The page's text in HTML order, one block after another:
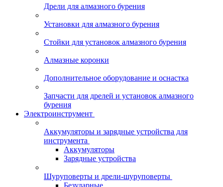
Дрели для алмазного бурения
Установки для алмазного бурения
Стойки для установок алмазного бурения
Алмазные коронки
Дополнительное оборудование и оснастка
Запчасти для дрелей и установок алмазного
бурения
Электроинструмент
Аккумуляторы и зарядные устройства для
инструмента
Аккумуляторы
Зарядные устройства
Шуруповерты и дрели-шуруповерты
Безударные